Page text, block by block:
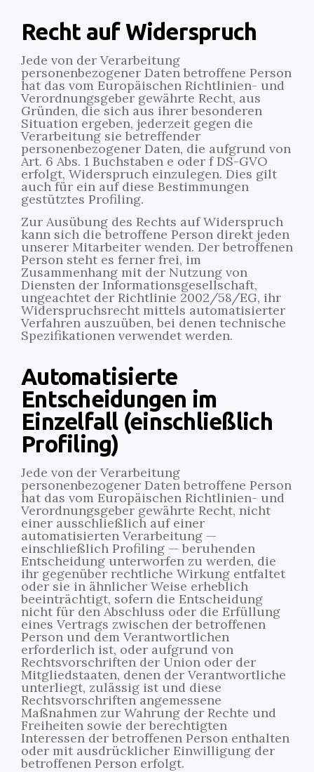
Recht auf Widerspruch
Jede von der Verarbeitung
personenbezogener Daten betroffene Person
hat das vom Europäischen Richtlinien- und
Verordnungsgeber gewährte Recht, aus
Gründen, die sich aus ihrer besonderen
Situation ergeben, jederzeit gegen die
Verarbeitung sie betreffender
personenbezogener Daten, die aufgrund von
Art. 6 Abs. 1 Buchstaben e oder f DS-GVO
erfolgt, Widerspruch einzulegen. Dies gilt
auch für ein auf diese Bestimmungen
gestütztes Profiling.
Zur Ausübung des Rechts auf Widerspruch
kann sich die betroffene Person direkt jeden
unserer Mitarbeiter wenden. Der betroffenen
Person steht es ferner frei, im
Zusammenhang mit der Nutzung von
Diensten der Informationsgesellschaft,
ungeachtet der Richtlinie 2002/58/EG, ihr
Widerspruchsrecht mittels automatisierter
Verfahren auszuüben, bei denen technische
Spezifikationen verwendet werden.
Automatisierte
Entscheidungen im
Einzelfall (einschließlich
Profiling)
Jede von der Verarbeitung
personenbezogener Daten betroffene Person
hat das vom Europäischen Richtlinien- und
Verordnungsgeber gewährte Recht, nicht
einer ausschließlich auf einer
automatisierten Verarbeitung —
einschließlich Profiling — beruhenden
Entscheidung unterworfen zu werden, die
ihr gegenüber rechtliche Wirkung entfaltet
oder sie in ähnlicher Weise erheblich
beeinträchtigt, sofern die Entscheidung
nicht für den Abschluss oder die Erfüllung
eines Vertrags zwischen der betroffenen
Person und dem Verantwortlichen
erforderlich ist, oder aufgrund von
Rechtsvorschriften der Union oder der
Mitgliedstaaten, denen der Verantwortliche
unterliegt, zulässig ist und diese
Rechtsvorschriften angemessene
Maßnahmen zur Wahrung der Rechte und
Freiheiten sowie der berechtigten
Interessen der betroffenen Person enthalten
oder mit ausdrücklicher Einwilligung der
betroffenen Person erfolgt.